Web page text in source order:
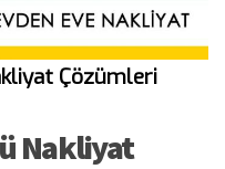
Çözümleri
Nakliyat